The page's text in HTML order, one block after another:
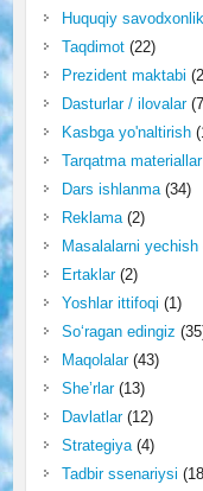
Huquqiy savodxonlik
Taqdimot(22)
Prezident maktabi
Dasturlar / ilovalar
Kasbga yo'naltirish
Tarqatma materiallar
Dars ishlanma(34)
Reklama(2)
Masalalarni yechish
Ertaklar(2)
Yoshlar ittifoqi (1)
So‘ragan edingiz
Maqolalar(43)
She’rlar(13)
Davlatlar(12)
Strategiya(4)
Tadbir ssenariysi